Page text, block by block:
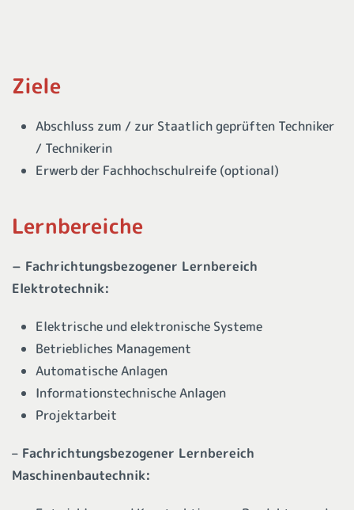
Ziele
Abschluss zum / zur Staatlich geprüften Techniker
/ Technikerin
Erwerb der Fachhochschulreife (optional)
Lernbereiche
− Fachrichtungsbezogener Lernbereich
Elektrotechnik:
Elektrische und elektronische Systeme
Betriebliches Management
Automatische Anlagen
Informationstechnische Anlagen
Projektarbeit
– Fachrichtungsbezogener Lernbereich
Maschinenbautechnik: